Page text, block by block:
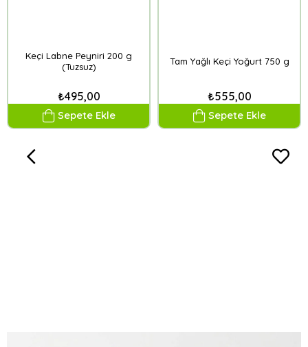
Keçi Labne Peyniri 200 g
(Tuzsuz)
₺495,00
Sepete Ekle
Tam Yağlı Keçi Yoğurt 750 g
₺555,00
Sepete Ekle